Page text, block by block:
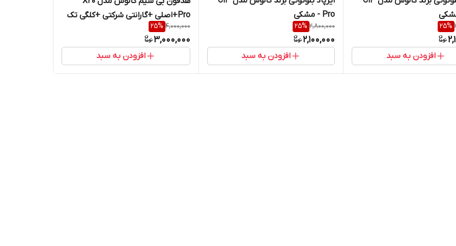
25%
افزودن به سبد
Pro - مشکی
2,800,000
25%
2,100,000
افزودن به سبد
Pro+اصلی +گارانتی شرکتی +کلگی تک
امپر هدیه
4,000,000
25%
3,000,000
افزودن به سبد